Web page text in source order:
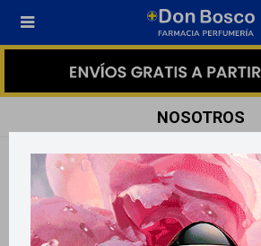

NOSOTROS
Somos una empresa con vocación de servicio,
atención de nuestros clientes, es nuestro
Nos caracterizamos por brindar un servicio
llevado a cabo por un equipo profesional y